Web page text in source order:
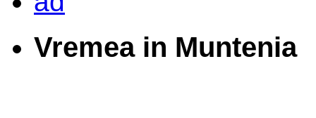
Vremea in Muntenia